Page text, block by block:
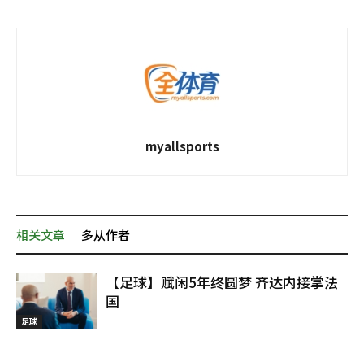
myallsports
相关文章 多从作者
足球
【足球】赋闲5年终圆梦 齐达内接掌法
国